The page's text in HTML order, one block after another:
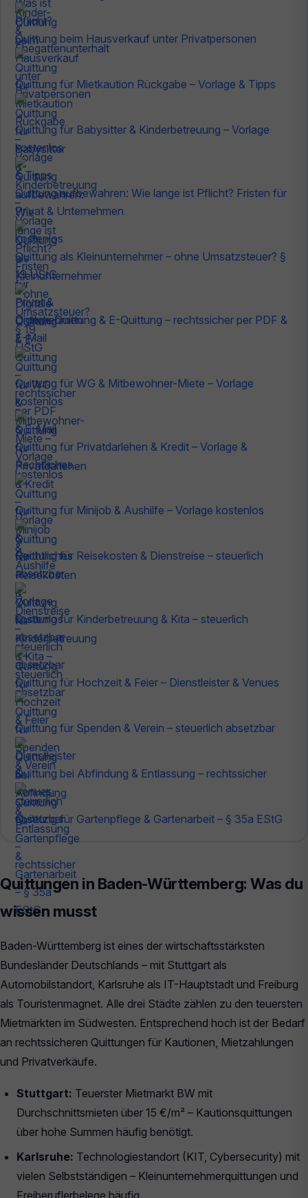
Quittung beim Hausverkauf unter Privatpersonen
Quittung für Mietkaution Rückgabe – Vorlage & Tipps
Quittung für Babysitter & Kinderbetreuung – Vorlage
kostenlos
Quittung aufbewahren: Wie lange ist Pflicht? Fristen für
Privat & Unternehmen
Quittung als Kleinunternehmer – ohne Umsatzsteuer? §
19 UStG
Digitale Quittung & E-Quittung – rechtssicher per PDF &
E-Mail
Quittung für WG & Mitbewohner-Miete – Vorlage
kostenlos
Quittung für Privatdarlehen & Kredit – Vorlage &
Rechtliches
Quittung für Minijob & Aushilfe – Vorlage kostenlos
Quittung für Reisekosten & Dienstreise – steuerlich
absetzbar
Quittung für Kinderbetreuung & Kita – steuerlich
absetzbar
Quittung für Hochzeit & Feier – Dienstleister & Venues
Quittung für Spenden & Verein – steuerlich absetzbar
Quittung bei Abfindung & Entlassung – rechtssicher
Quittung für Gartenpflege & Gartenarbeit – § 35a EStG
Quittungen in Baden-Württemberg: Was du
wissen musst
Baden-Württemberg ist eines der wirtschaftsstärksten
Bundesländer Deutschlands – mit Stuttgart als
Automobilstandort, Karlsruhe als IT-Hauptstadt und Freiburg
als Touristenmagnet. Alle drei Städte zählen zu den teuersten
Mietmärkten im Südwesten. Entsprechend hoch ist der Bedarf
an rechtssicheren Quittungen für Kautionen, Mietzahlungen
und Privatverkäufe.
Stuttgart: Teuerster Mietmarkt BW mit
Durchschnittsmieten über 15 €/m² – Kautionsquittungen
über hohe Summen häufig benötigt.
Karlsruhe: Technologiestandort (KIT, Cybersecurity) mit
vielen Selbstständigen – Kleinunternehmerquittungen und
Freiberuflerbelege häufig.